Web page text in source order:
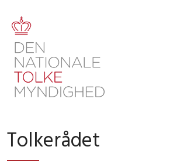
Tolkerådet